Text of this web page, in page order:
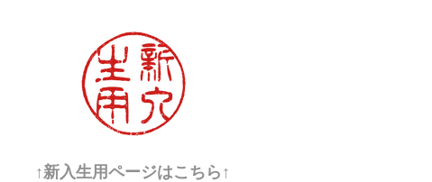
↑新入生用ページはこちら↑